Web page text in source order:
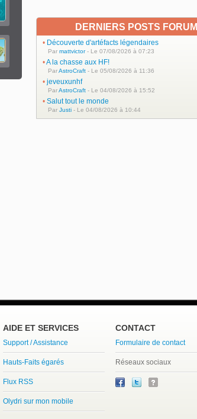
DERNIERS POSTS FORUM
• Découverte d'artéfacts légendaires
Par mattvictor- Le 07/08/2026 à 07:23
•A la chasse aux HF!
ParAstroCraft - Le 05/08/2026 à 11:36
• jeveuxunhf
ParAstroCraft - Le 04/08/2026 à 15:52
• Salut tout le monde
Par Justi - Le 04/08/2026 à 10:44
AIDE ET SERVICES
Support / Assistance
Hauts-Faits égarés
Flux RSS
Olydri sur mon mobile
CONTACT
Formulaire de contact
Réseaux sociaux